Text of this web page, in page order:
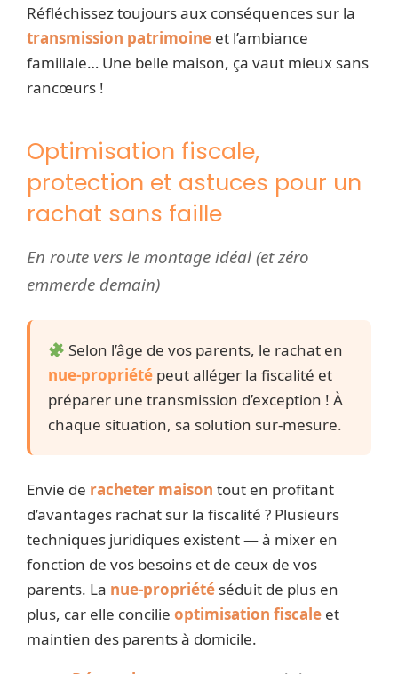
Réfléchissez toujours aux conséquences sur la
transmission patrimoine et l’ambiance
familiale… Une belle maison, ça vaut mieux sans
rancœurs !
Optimisation fiscale,
protection et astuces pour un
rachat sans faille
En route vers le montage idéal (et zéro
emmerde demain)
Selon l’âge de vos parents, le rachat en
nue-propriété peut alléger la fiscalité et
préparer une transmission d’exception ! À
chaque situation, sa solution sur-mesure.
Envie de racheter maison tout en profitant
d’avantages rachat sur la fiscalité ? Plusieurs
techniques juridiques existent — à mixer en
fonction de vos besoins et de ceux de vos
parents. La nue-propriété séduit de plus en
plus, car elle concilie optimisation fiscale et
maintien des parents à domicile.